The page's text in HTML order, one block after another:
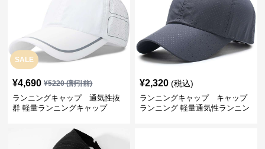
SALE
¥4,690 ¥5220(割引前)
ランニングキャップ 通気性抜
群 軽量ランニングキャップ
¥2,320 (税込)
ランニングキャップ キャップ
ランニング 軽量通気性ランニン